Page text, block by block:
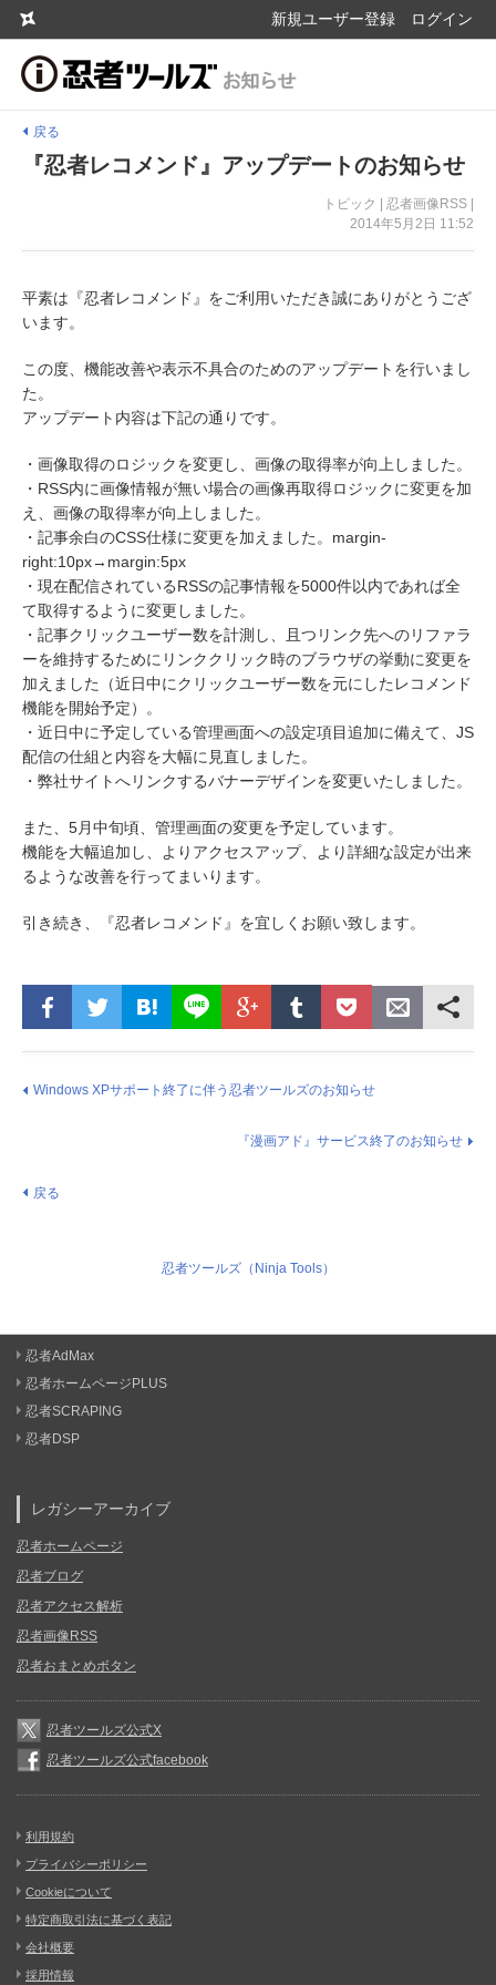
新規ユーザー登録 ログイン
戻る
『忍者レコメンド』アップデートのお知らせ
トピック | 忍者画像RSS |
2014年5月2日 11:52
平素は『忍者レコメンド』をご利用いただき誠にありがとうござ
います。
この度、機能改善や表示不具合のためのアップデートを行いまし
た。
アップデート内容は下記の通りです。
・画像取得のロジックを変更し、画像の取得率が向上しました。
・RSS内に画像情報が無い場合の画像再取得ロジックに変更を加
え、画像の取得率が向上しました。
・記事余白のCSS仕様に変更を加えました。margin-
right:10px→margin:5px
・現在配信されているRSSの記事情報を5000件以内であれば全
て取得するように変更しました。
・記事クリックユーザー数を計測し、且つリンク先へのリファラ
ーを維持するためにリンククリック時のブラウザの挙動に変更を
加えました（近日中にクリックユーザー数を元にしたレコメンド
機能を開始予定）。
・近日中に予定している管理画面への設定項目追加に備えて、JS
配信の仕組と内容を大幅に見直しました。
・弊社サイトへリンクするバナーデザインを変更いたしました。
また、5月中旬頃、管理画面の変更を予定しています。
機能を大幅追加し、よりアクセスアップ、より詳細な設定が出来
るような改善を行ってまいります。
引き続き、『忍者レコメンド』を宜しくお願い致します。
Windows XPサポート終了に伴う忍者ツールズのお知らせ
『漫画アド』サービス終了のお知らせ
戻る
忍者ツールズ（Ninja Tools）
忍者AdMax
忍者ホームページPLUS
忍者SCRAPING
忍者DSP
レガシーアーカイブ
忍者ホームページ
忍者ブログ
忍者アクセス解析
忍者画像RSS
忍者おまとめボタン
忍者ツールズ公式X
忍者ツールズ公式facebook
利用規約
プライバシーポリシー
Cookieについて
特定商取引法に基づく表記
会社概要
採用情報